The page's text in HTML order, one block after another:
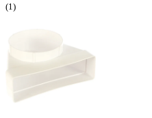
(1)